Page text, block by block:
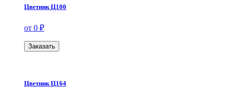
Цветник Ц100
от 0 ₽
Заказать
Цветник Ц164